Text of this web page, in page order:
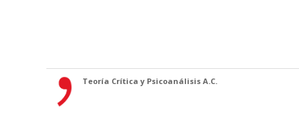
Teoría Crítica y Psicoanálisis A.C.